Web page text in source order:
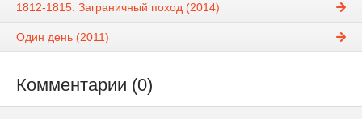
1812-1815. Заграничный поход (2014)
Один день (2011)
Комментарии (0)